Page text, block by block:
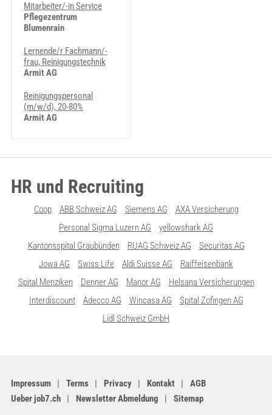
Mitarbeiter/-in Service
Pflegezentrum
Blumenrain
Lernende/r Fachmann/-
frau, Reinigungstechnik
Armit AG
Reinigungspersonal
(m/w/d), 20-80%
Armit AG
HR und Recruiting
Coop ABB Schweiz AG Siemens AG
AXA Versicherung
Personal Sigma Luzern AG
yellowshark AG
Kantonsspital Graubünden
RUAG Schweiz AG
Securitas AG
Jowa AG
Swiss Life Aldi Suisse AG
Raiffeisenbank
Spital Menziken
Denner AG Manor AG
Helsana Versicherungen
Interdiscount
Adecco AG Wincasa AG
Spital Zofingen AG
Lidl Schweiz GmbH
Impressum Terms Privacy Kontakt
AGB
Ueber job7.ch
Newsletter Abmeldung Sitemap